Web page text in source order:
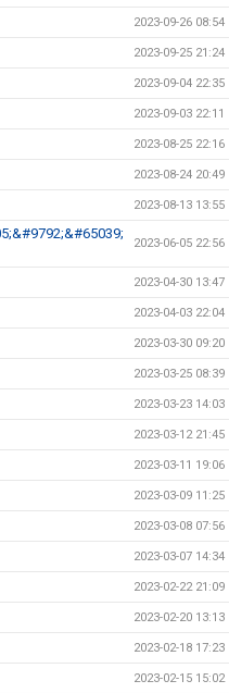
2023-09-26 08:54
2023-09-25 21:24
2023-09-04 22:35
2023-09-03 22:11
2023-08-25 22:16
2023-08-24 20:49
2023-08-13 13:55
2023-06-05 22:56
2023-04-30 13:47
2023-04-03 22:04
2023-03-30 09:20
2023-03-25 08:39
2023-03-23 14:03
2023-03-12 21:45
2023-03-11 19:06
2023-03-09 11:25
2023-03-08 07:56
2023-03-07 14:34
2023-02-22 21:09
2023-02-20 13:13
2023-02-18 17:23
2023-02-15 15:02